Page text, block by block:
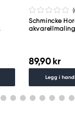
Schmincke
89,90 kr
Legg i